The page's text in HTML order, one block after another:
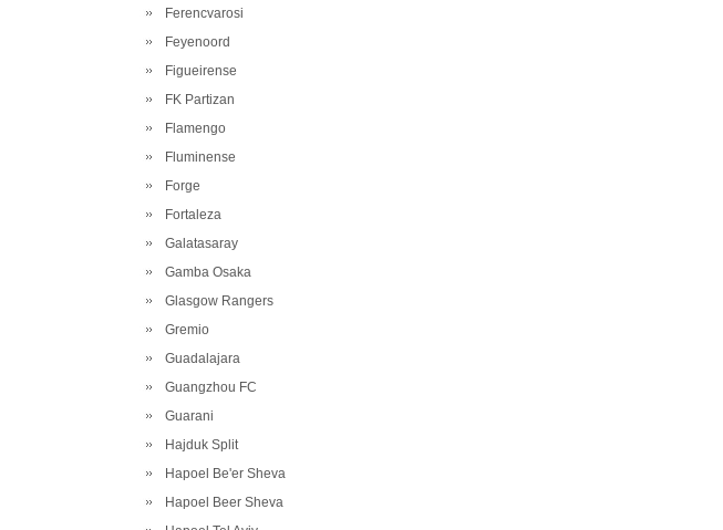
Ferencvarosi
Feyenoord
Figueirense
FK Partizan
Flamengo
Fluminense
Forge
Fortaleza
Galatasaray
Gamba Osaka
Glasgow Rangers
Gremio
Guadalajara
Guangzhou FC
Guarani
Hajduk Split
Hapoel Be'er Sheva
Hapoel Beer Sheva